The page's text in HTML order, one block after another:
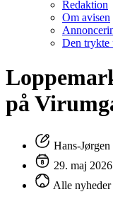
Redaktion
Om avisen
Den trykte
på
Hans-
29. maj 2026
Alle nyheder